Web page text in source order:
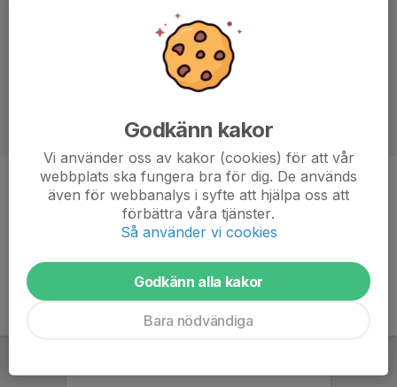
Ledare
40 år
Godkänn kakor
Vi använder oss av kakor (cookies) för att vår
webbplats ska fungera bra för dig. De används
även för webbanalys i syfte att hjälpa oss att
förbättra våra tjänster.
Så använder vi cookies
Godkänn alla kakor
Bara nödvändiga